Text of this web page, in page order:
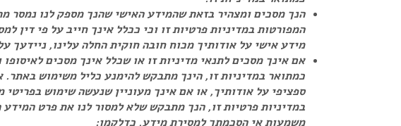
הנך מסכים ומצהיר בזאת שהמידע האישי שהנך מספק לנו נמסר
המפורטות במדיניות פרטיות זו וכי ככלל אינך חייב על פי דין
מידע אישי על אודותיך מכוח חובה חוקית החלה עלינו, ניידעך
אם אינך מסכים לתנאי מדיניות זו או שכלל אינך מסכים
כמתואר במדיניות זו, הינך מתבקש להימנע כליל משימוש
ספציפי על אודותיך, או אם אינך מעוניין שנעשה שימוש
במדיניות פרטיות זו, הנך מתבקש שלא למסור לנו את פרט
משמעות אי הסכמתך למסירת מידע, כדלקמן: